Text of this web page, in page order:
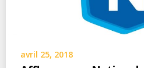
avril 25, 2018